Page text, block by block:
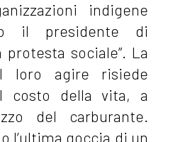
indigene
il presidente di
protesta sociale”. La
loro agire risiede
costo della vita, a
del carburante.
l’ultima goccia di un